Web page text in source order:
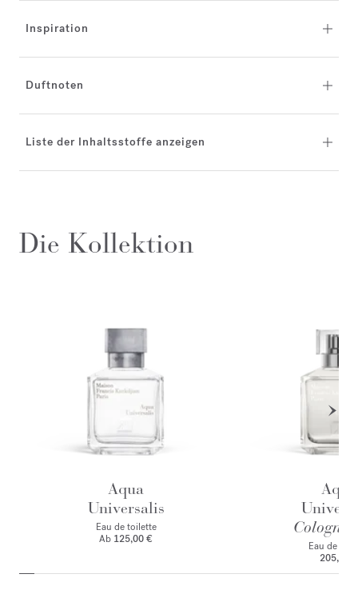
Inspiration
Duftnoten
Liste der Inhaltsstoffe anzeigen
Die Kollektion
Aqua
Universalis
Eau de toilette
Ab 125,00 €
Aqua
Cologne
Eau de
205,00 €